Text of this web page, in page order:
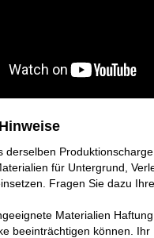
derselben Produktionscharge
für Untergrund,
Fragen Sie dazu
Materialien
beeinträchtigen können. Ihr